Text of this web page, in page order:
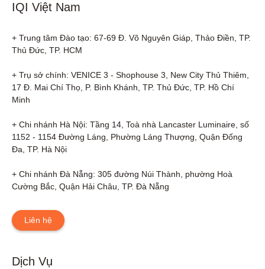
IQI Việt Nam
+ Trung tâm Đào tạo: 67-69 Đ. Võ Nguyên Giáp, Thảo Điền, TP.
Thủ Đức, TP. HCM
+ Trụ sở chính: VENICE 3 - Shophouse 3, New City Thủ Thiêm,
17 Đ. Mai Chí Thọ, P. Bình Khánh, TP. Thủ Đức, TP. Hồ Chí
Minh
+ Chi nhánh Hà Nội: Tầng 14, Toà nhà Lancaster Luminaire, số
1152 - 1154 Đường Láng, Phường Láng Thượng, Quận Đống
Đa, TP. Hà Nội
+ Chi nhánh Đà Nẵng: 305 đường Núi Thành, phường Hoà
Cường Bắc, Quận Hải Châu, TP. Đà Nẵng
Liên hệ
Dịch Vụ